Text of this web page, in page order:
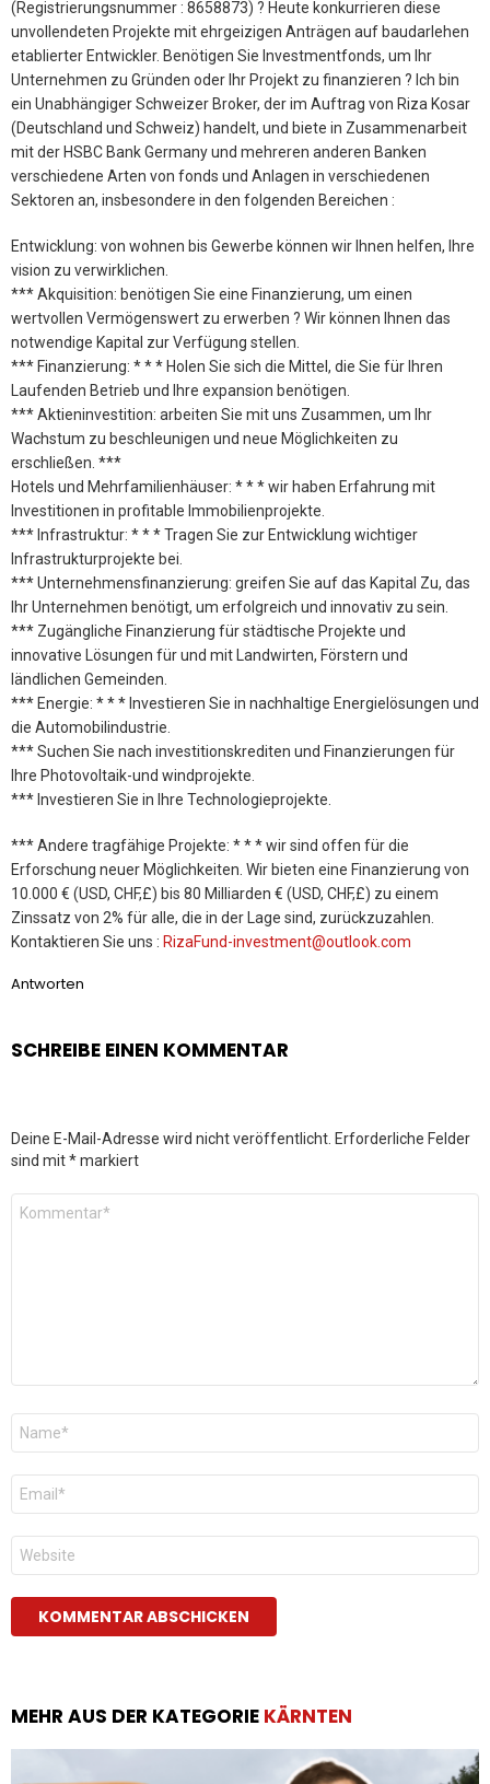
(Registrierungsnummer : 8658873) ? Heute konkurrieren diese
unvollendeten Projekte mit ehrgeizigen Anträgen auf baudarlehen
etablierter Entwickler. Benötigen Sie Investmentfonds, um Ihr
Unternehmen zu Gründen oder Ihr Projekt zu finanzieren ? Ich bin
ein Unabhängiger Schweizer Broker, der im Auftrag von Riza Kosar
(Deutschland und Schweiz) handelt, und biete in Zusammenarbeit
mit der HSBC Bank Germany und mehreren anderen Banken
verschiedene Arten von fonds und Anlagen in verschiedenen
Sektoren an, insbesondere in den folgenden Bereichen :
Entwicklung: von wohnen bis Gewerbe können wir Ihnen helfen, Ihre
vision zu verwirklichen.
*** Akquisition: benötigen Sie eine Finanzierung, um einen
wertvollen Vermögenswert zu erwerben ? Wir können Ihnen das
notwendige Kapital zur Verfügung stellen.
*** Finanzierung: * * * Holen Sie sich die Mittel, die Sie für Ihren
Laufenden Betrieb und Ihre expansion benötigen.
*** Aktieninvestition: arbeiten Sie mit uns Zusammen, um Ihr
Wachstum zu beschleunigen und neue Möglichkeiten zu
erschließen. ***
Hotels und Mehrfamilienhäuser: * * * wir haben Erfahrung mit
Investitionen in profitable Immobilienprojekte.
*** Infrastruktur: * * * Tragen Sie zur Entwicklung wichtiger
Infrastrukturprojekte bei.
*** Unternehmensfinanzierung: greifen Sie auf das Kapital Zu, das
Ihr Unternehmen benötigt, um erfolgreich und innovativ zu sein.
*** Zugängliche Finanzierung für städtische Projekte und
innovative Lösungen für und mit Landwirten, Förstern und
ländlichen Gemeinden.
*** Energie: * * * Investieren Sie in nachhaltige Energielösungen und
die Automobilindustrie.
*** Suchen Sie nach investitionskrediten und Finanzierungen für
Ihre Photovoltaik-und windprojekte.
*** Investieren Sie in Ihre Technologieprojekte.
*** Andere tragfähige Projekte: * * * wir sind offen für die
Erforschung neuer Möglichkeiten. Wir bieten eine Finanzierung von
10.000 € (USD, CHF,£) bis 80 Milliarden € (USD, CHF,£) zu einem
Zinssatz von 2% für alle, die in der Lage sind, zurückzuzahlen.
Kontaktieren Sie uns : RizaFund-investment@outlook.com
Antworten
SCHREIBE EINEN KOMMENTAR
Deine E-Mail-Adresse wird nicht veröffentlicht. Erforderliche Felder
sind mit*markiert
Kommentar
Name
E-
Mail
*
Website
MEHR AUS DER KATEGORIE KÄRNTEN